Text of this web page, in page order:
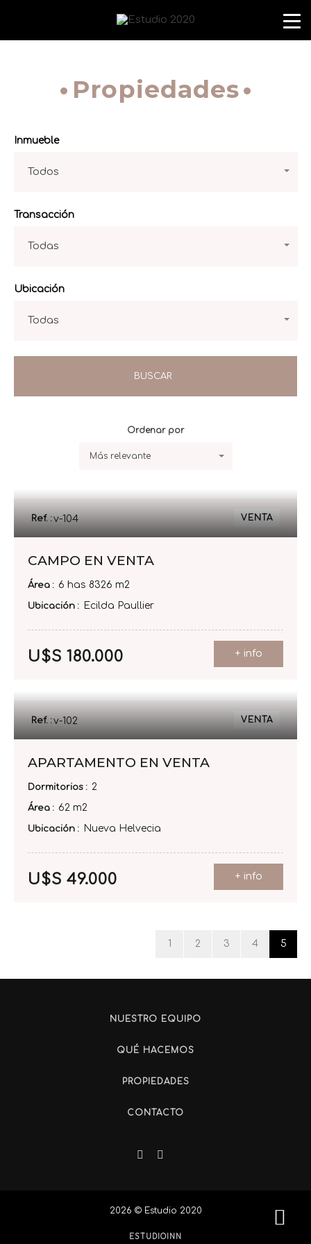
Propiedades
Inmueble
Todos
Transacción
Todas
Ubicación
Todas
BUSCAR
Más relevante
Ref. :v-104 VENTA
CAMPO EN VENTA
Área 6 has 8326 m2
Ubicación Ecilda Paullier
U$S 180.000 + info
Ref. :v-102 VENTA
APARTAMENTO EN VENTA
Dormitorios 2
Área 62 m2
Ubicación Nueva Helvecia
U$S 49.000 + info
1 2 3 4 5
NUESTRO EQUIPO
QUÉ HACEMOS
PROPIEDADES
CONTACTO
2026 © Estudio 2020
ESTUDIO INN